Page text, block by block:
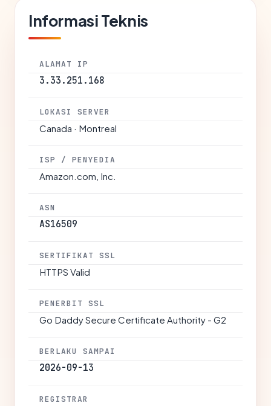
Informasi Teknis
ALAMAT IP
3.33.251.168
LOKASI SERVER
Canada · Montreal
ISP / PENYEDIA
Amazon.com, Inc.
ASN
AS16509
SERTIFIKAT SSL
HTTPS Valid
PENERBIT SSL
Go Daddy Secure Certificate Authority - G2
BERLAKU SAMPAI
2026-09-13
REGISTRAR